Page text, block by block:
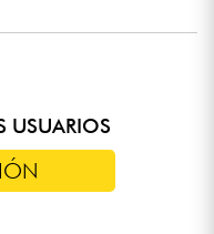
USUARIOS